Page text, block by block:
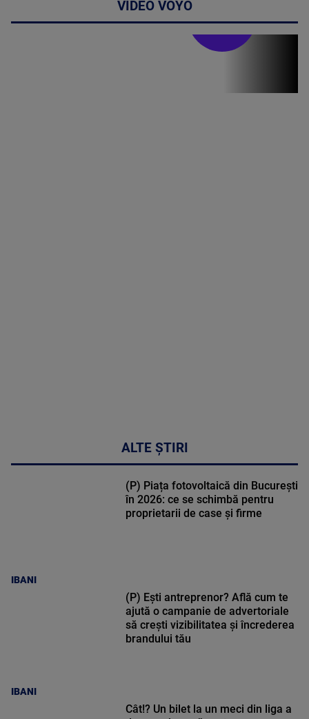
VIDEO VOYO
ALTE ȘTIRI
IBANI
(P) Piața fotovoltaică din București
în 2026: ce se schimbă pentru
proprietarii de case și firme
IBANI
(P) Ești antreprenor? Află cum te
ajută o campanie de advertoriale
să crești vizibilitatea și încrederea
brandului tău
Cât!? Un bilet la un meci din liga a